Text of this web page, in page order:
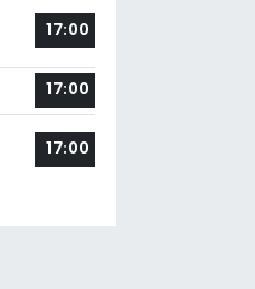
17:00
17:00
17:00